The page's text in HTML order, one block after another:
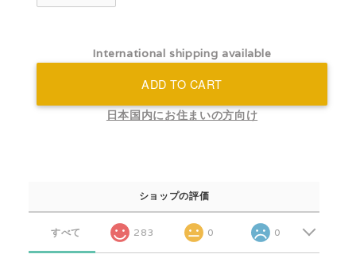
International shipping available
ADD TO CART
日本国内にお住まいの方向け
ショップの評価
すべて 283 0 0